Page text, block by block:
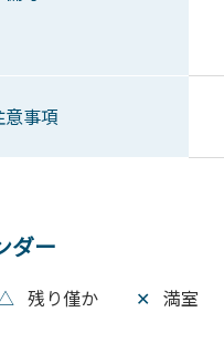
意事項
ダー
残り僅か ✕ 満室